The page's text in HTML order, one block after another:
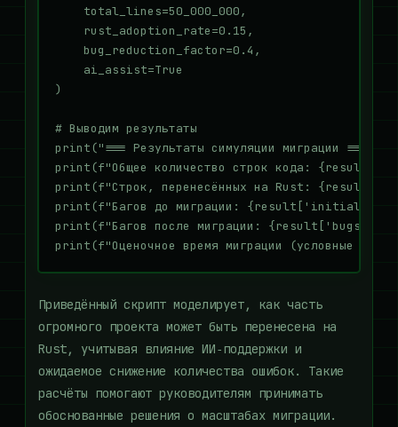
    total_lines=50_000_000,
    rust_adoption_rate=0.15,
    bug_reduction_factor=0.4,
    ai_assist=True
)
# Выводим результаты
print("=== Результаты симуляции миграции ===")
print(f"Общее количество строк кода:
print(f"Строк, перенесённых на Rust:
print(f"Багов до миграции:
print(f"Багов после миграции:
Приведённый скрипт моделирует, как часть
огромного проекта может быть перенесена на
Rust, учитывая влияние ИИ‑поддержки и
ожидаемое снижение количества ошибок. Такие
расчёты помогают руководителям принимать
обоснованные решения о масштабах миграции.